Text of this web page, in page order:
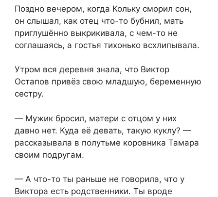
Поздно вечером, когда Кольку сморил сон,
он слышал, как отец что-то бубнил, мать
приглушённо выкрикивала, с чем-то не
соглашаясь, а гостья тихонько всхлипывала.
Утром вся деревня знала, что Виктор
Остапов привёз свою младшую, беременную
сестру.
— Мужик бросил, матери с отцом у них
давно нет. Куда её девать, такую куклу? —
рассказывала в полутьме коровника Тамара
своим подругам.
— А что-то ты раньше не говорила, что у
Виктора есть родственники. Ты вроде